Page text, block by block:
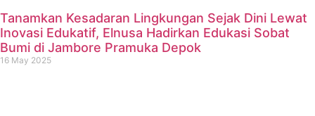
Tanamkan Kesadaran Lingkungan Sejak Dini Lewat
Inovasi Edukatif, Elnusa Hadirkan Edukasi Sobat
Bumi di Jambore Pramuka Depok
16 May 2025